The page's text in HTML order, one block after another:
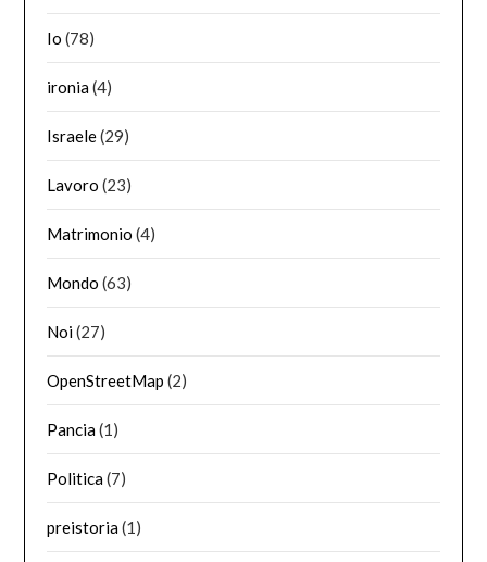
Io (78)
ironia(4)
Israele(29)
Lavoro (23)
Matrimonio (4)
Mondo (63)
Noi(27)
OpenStreetMap (2)
Pancia(1)
Politica(7)
preistoria(1)